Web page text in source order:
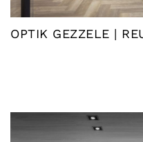
OPTIK GEZZELE |